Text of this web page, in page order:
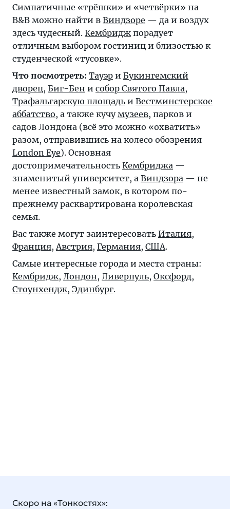
Симпатичные «трёшки» и «четвёрки» на
B&B можно найти в Виндзоре — да и воздух
здесь чудесный. Кембридж порадует
отличным выбором гостиниц и близостью к
студенческой «тусовке».
Что посмотреть: Тауэр и Букингемский
дворец, Биг-Бен и собор Святого Павла,
Трафальгарскую площадь и Вестминстерское
аббатство, а также кучумузеев, парков и
садов Лондона (всё это можно «охватить»
разом, отправившись на колесо обозрения
London Eye). Основная
достопримечательность Кембриджа —
знаменитый университет, а Виндзора — не
менее известный замок, в котором по-
прежнему расквартирована королевская
семья.
Вас также могут заинтересовать Италия,
Франция,Австрия, Германия, США.
Самые интересные города и места страны:
Кембридж, Лондон, Ливерпуль, Оксфорд,
Стоунхендж, Эдинбург.
Скоро на «Тонкостях»: